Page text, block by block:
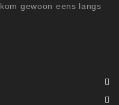
gewoon eens langs